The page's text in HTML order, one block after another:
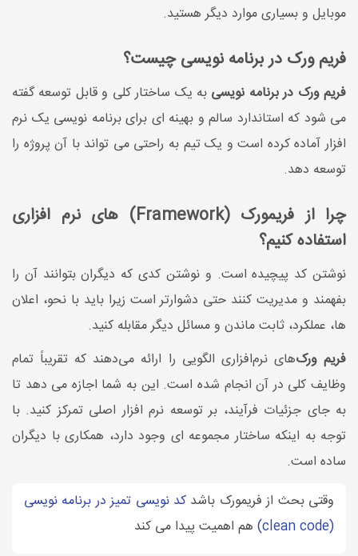
موبایل و بسیاری موارد دیگر هستید.
فریم ورک در برنامه نویسی چیست؟
فریم ورک در برنامه نویسی به یک ساختار کلی و قابل توسعه گفته
می شود که استاندارد سالم و بهینه ای برای برنامه نویسی یک نرم
افزار آماده کرده است و یک تیم به راحتی می تواند با آن پروژه را
توسعه دهد.
چرا از فریمورک (Framework) های نرم افزاری
استفاده کنیم؟
نوشتن کد پیچیده است. و نوشتن کدی که دیگران بتوانند آن را
بفهمند و مدیریت کنند حتی دشوارتر است زیرا باید با نحو، اعلان
ها، عملکرد، ثابت ماندن و مسائل دیگر مقابله کنید.
فریم ورک‌های نرم‌افزاری الگویی را ارائه می‌دهند که تقریباً تمام
وظایف کلی در آن انجام شده است. این به شما اجازه می دهد تا
به جای جزئیات فرآیند، بر توسعه نرم افزار اصلی تمرکز کنید. با
توجه به اینکه ساختار مجموعه ای وجود دارد، همکاری با دیگران
ساده است.
وقتی بحث از فریمورک باشد کد نویسی تمیز در برنامه نویسی
(clean code)
هم اهمیت پیدا می کند